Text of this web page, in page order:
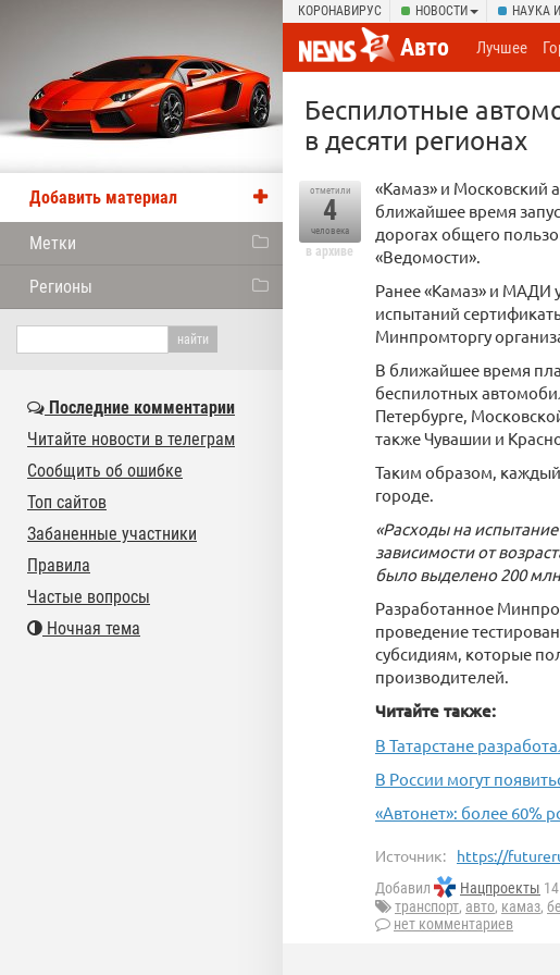
КОРОНАВИРУС НОВОСТИ НАУКА
Авто Лучшее
Беспилотные
в десяти регионах
отметили
4
человека
в архиве
«Камаз» и
ближайшее время
дорогах общего
«Ведомости».
Ранее «Камаз» и МАДИ
испытаний
Минпромторгу
В ближайшее время
беспилотных
Петербурге,
также Чувашии и
Таким образом, каждый
городе.
«Расходы на
зависимости от
было выделено 200
Разработанное
проведение
субсидиям, которые
производителей.
Читайте также:
В Татарстане
​В России могут
«Автонет»: более 60%
Источник: https://
Добавил Нацпроекты
транспорт, авто, камаз,
нет комментариев
Добавить материал
Метки
Регионы
Последние комментарии
Читайте новости в телеграм
Сообщить об ошибке
Топ сайтов
Забаненные участники
Правила
Частые вопросы
Ночная тема